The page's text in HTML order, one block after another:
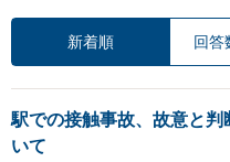
新着順 回答
駅での接触事故、故意と
いて